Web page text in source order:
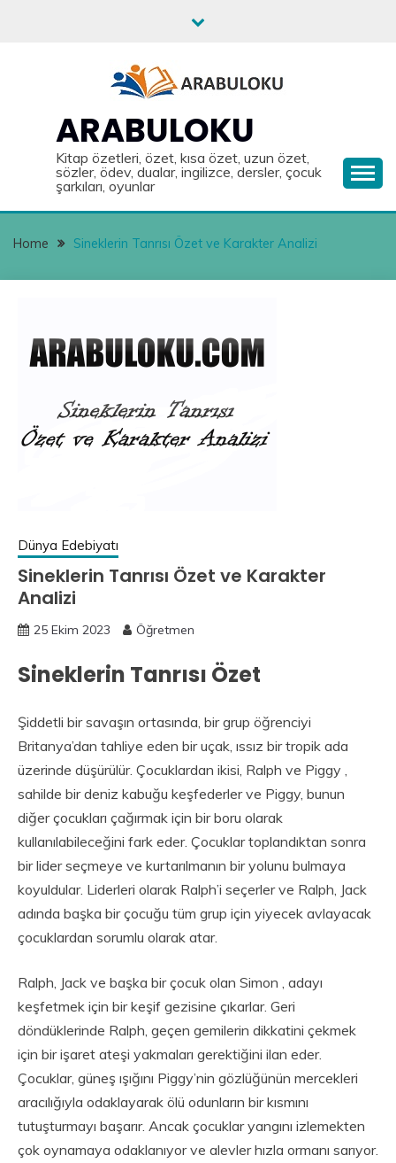
ARABULOKU
Kitap özetleri, özet, kısa özet, uzun özet,
sözler, ödev, dualar, ingilizce, dersler, çocuk
şarkıları, oyunlar
Home Sineklerin Tanrısı Özet ve Karakter Analizi
Dünya Edebiyatı
Sineklerin Tanrısı Özet ve Karakter
Analizi
25 Ekim 2023 Öğretmen
Sineklerin Tanrısı Özet
Şiddetli bir savaşın ortasında, bir grup öğrenciyi
Britanya’dan tahliye eden bir uçak, ıssız bir tropik ada
üzerinde düşürülür. Çocuklardan ikisi, Ralph ve Piggy ,
sahilde bir deniz kabuğu keşfederler ve Piggy, bunun
diğer çocukları çağırmak için bir boru olarak
kullanılabileceğini fark eder. Çocuklar toplandıktan sonra
bir lider seçmeye ve kurtarılmanın bir yolunu bulmaya
koyuldular. Liderleri olarak Ralph’i seçerler ve Ralph, Jack
adında başka bir çocuğu tüm grup için yiyecek avlayacak
çocuklardan sorumlu olarak atar.
Ralph, Jack ve başka bir çocuk olan Simon , adayı
keşfetmek için bir keşif gezisine çıkarlar. Geri
döndüklerinde Ralph, geçen gemilerin dikkatini çekmek
için bir işaret ateşi yakmaları gerektiğini ilan eder.
Çocuklar, güneş ışığını Piggy’nin gözlüğünün mercekleri
aracılığıyla odaklayarak ölü odunların bir kısmını
tutuşturmayı başarır. Ancak çocuklar yangını izlemekten
çok oynamaya odaklanıyor ve alevler hızla ormanı sarıyor.